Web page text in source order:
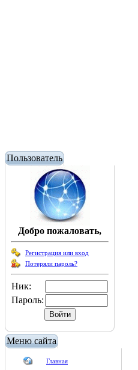
Пользователь
Добро пожаловать,
Регистрация или вход
Потеряли пароль?
Ник:
Пароль:
Меню сайта
Главная